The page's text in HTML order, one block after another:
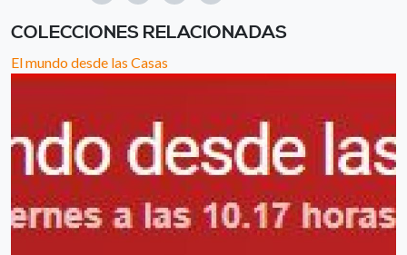
COLECCIONES RELACIONADAS
El mundo desde las Casas